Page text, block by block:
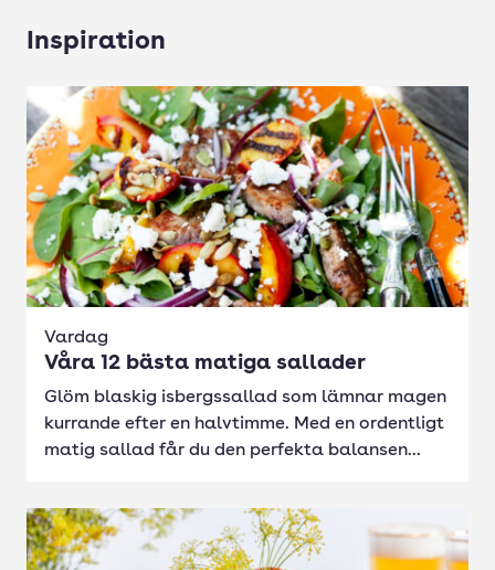
Inspiration
Vardag
Våra 12 bästa matiga sallader
Glöm blaskig isbergssallad som lämnar magen
kurrande efter en halvtimme. Med en ordentligt
matig sallad får du den perfekta balansen...